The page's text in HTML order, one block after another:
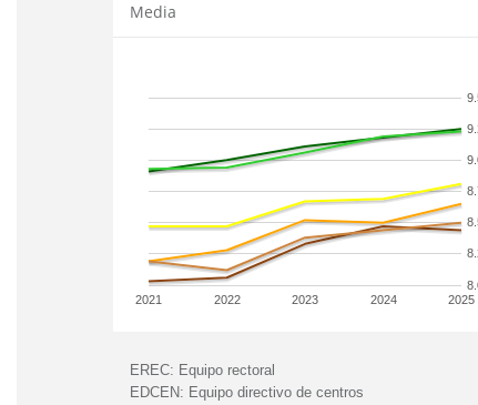
Media
2021 2022 2023 2024 2025
EREC: Equipo rectoral
EDCEN: Equipo directivo de centros